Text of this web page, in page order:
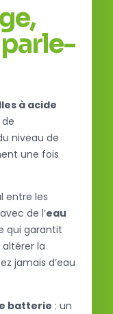
à acide
niveau de
une fois
entre les
de l’eau
qui garantit
la
jamais d’eau
batterie : un